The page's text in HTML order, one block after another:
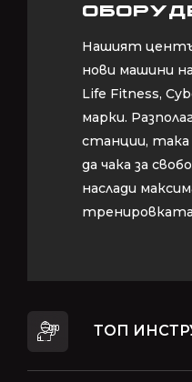
Нашият
нови машини
Life Fitness,
марки.
станции, така
да чака за
наслади
тренировката
Нашият
нови машини
Life Fitness,
марки.
станции, така
да чака за
ТОП